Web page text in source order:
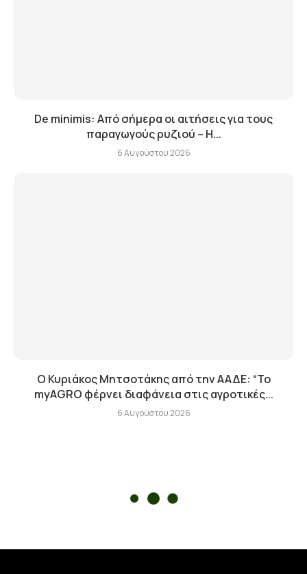
De minimis: Από σήμερα οι αιτήσεις για τους
παραγωγούς ρυζιού – Η...
6 Αυγούστου 2026
Ο Κυριάκος Μητσοτάκης από την ΑΑΔΕ: “Το
myAGRO φέρνει διαφάνεια στις αγροτικές...
6 Αυγούστου 2026